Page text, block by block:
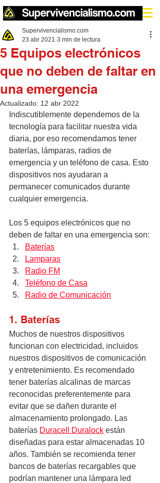
5 Equipos electrónicos
que no deben de faltar en
una emergencia
Supervivencialismo.com
23 abr 2021 3 min de lectura
Actualizado: 12 abr 2022
Indiscutiblemente dependemos de la
tecnología para facilitar nuestra vida
diaria, por eso recomendamos tener
baterías, lámparas, radios de
emergencia y un teléfono de casa. Esto
dispositivos nos ayudaran a
permanecer comunicados durante
cualquier emergencia.
Los 5 equipos electrónicos que no
deben de faltar en una emergencia son:
Baterías
Lamparas
Radio FM
Teléfono de Casa
Radio de Comunicación
1. Baterías
Muchos de nuestros dispositivos
funcionan con electricidad, incluidos
nuestros dispositivos de comunicación
y entretenimiento. Es recomendado
tener baterías alcalinas de marcas
reconocidas preferentemente para
evitar que se dañen durante el
almacenamiento prolongado. Las
baterías Duracell Duralock están
diseñadas para estar almacenadas 10
años. También se recomienda tener
bancos de baterías recargables que
podrían mantener una lámpara led